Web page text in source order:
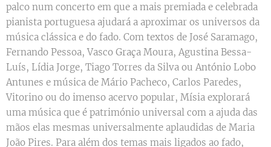
palco num concerto em que a mais premiada e celebrada
pianista portuguesa ajudará a aproximar os universos da
música clássica e do fado. Com textos de José Saramago,
Fernando Pessoa, Vasco Graça Moura, Agustina Bessa-
Luís, Lídia Jorge, Tiago Torres da Silva ou António Lobo
Antunes e música de Mário Pacheco, Carlos Paredes,
Vitorino ou do imenso acervo popular, Mísia explorará
uma música que é património universal com a ajuda das
mãos elas mesmas universalmente aplaudidas de Maria
João Pires. Para além dos temas mais ligados ao fado,